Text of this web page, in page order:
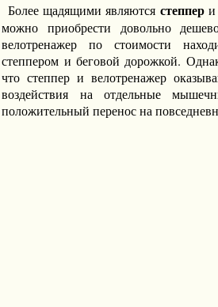
Более щадящими являются степпери
можно приобрести довольно
велотренажер по стоимости
степпером и беговой дорожкой.
что степпер и велотренажер
воздействия на отдельные
положительный перенос на